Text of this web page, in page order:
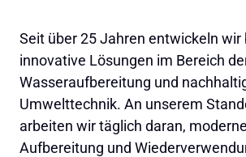
Seit über 25 Jahren entwickeln wir
innovative Lösungen im Bereich
Wasseraufbereitung und
Umwelttechnik. An unserem
arbeiten wir täglich daran,
Aufbereitung und